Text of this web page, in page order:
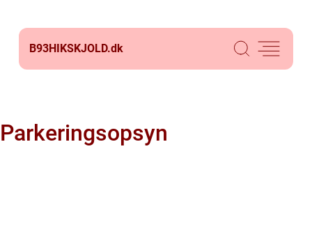
B93HIKSKJOLD.dk
Parkeringsopsyn